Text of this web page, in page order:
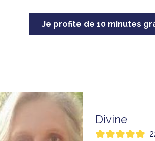
Je profite de 10 minutes
Divine